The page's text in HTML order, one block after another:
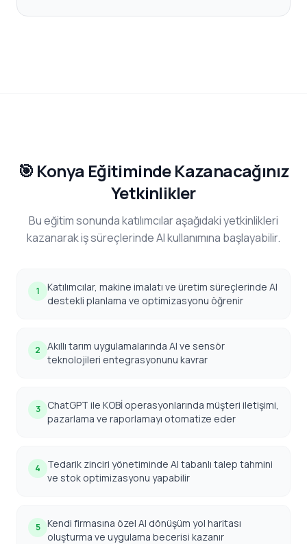
🎯 Konya Eğitiminde Kazanacağınız
Yetkinlikler
Bu eğitim sonunda katılımcılar aşağıdaki yetkinlikleri
kazanarak iş süreçlerinde AI kullanımına başlayabilir.
1
Katılımcılar, makine imalatı ve üretim süreçlerinde AI
destekli planlama ve optimizasyonu öğrenir
2
Akıllı tarım uygulamalarında AI ve sensör
teknolojileri entegrasyonunu kavrar
3
ChatGPT ile KOBİ operasyonlarında müşteri iletişimi,
pazarlama ve raporlamayı otomatize eder
4
Tedarik zinciri yönetiminde AI tabanlı talep tahmini
ve stok optimizasyonu yapabilir
5
Kendi firmasına özel AI dönüşüm yol haritası
oluşturma ve uygulama becerisi kazanır